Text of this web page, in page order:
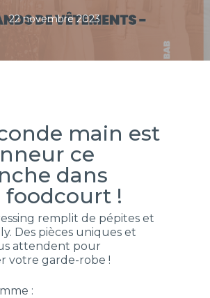
22 novembre 2023
main est
ce
dans
foodcourt !
remplit de pépites et
Des pièces uniques et
attendent pour
votre garde-robe !
: